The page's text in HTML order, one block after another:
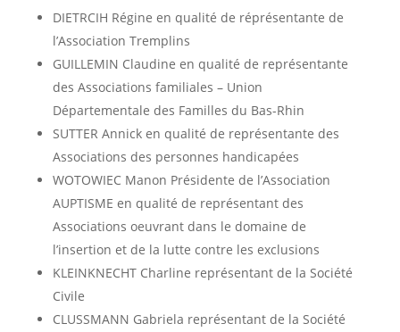
DIETRCIH Régine en qualité de réprésentante de
l’Association Tremplins
GUILLEMIN Claudine en qualité de représentante
des Associations familiales – Union
Départementale des Familles du Bas-Rhin
SUTTER Annick en qualité de représentante des
Associations des personnes handicapées
WOTOWIEC Manon Présidente de l’Association
AUPTISME en qualité de représentant des
Associations oeuvrant dans le domaine de
l’insertion et de la lutte contre les exclusions
KLEINKNECHT Charline représentant de la Société
Civile
CLUSSMANN Gabriela représentant de la Société